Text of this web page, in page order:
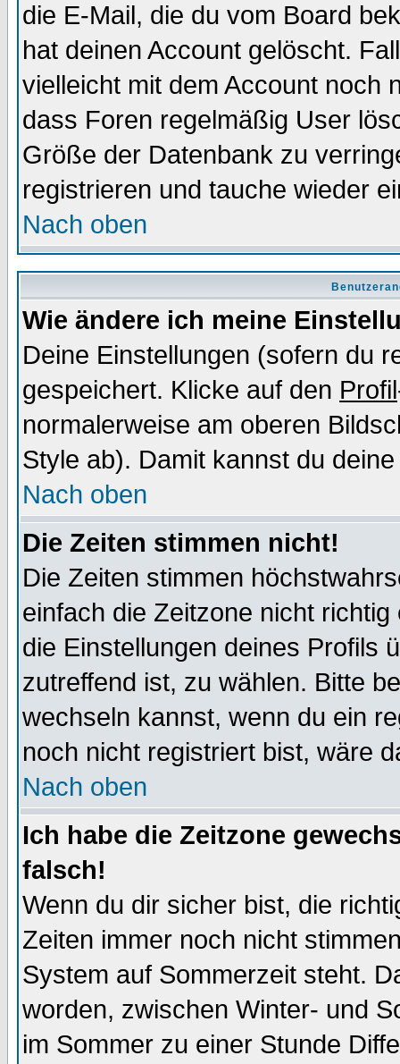
die E-Mail, die du vom Board
hat deinen Account gelöscht.
vielleicht mit dem Account noch
dass Foren regelmäßig User
Größe der Datenbank zu
registrieren und tauche wieder
Nach oben
Wie ändere ich meine
Deine Einstellungen (sofern du
gespeichert. Klicke auf den Profil
normalerweise am oberen
Style ab). Damit kannst du
Nach oben
Die Zeiten stimmen nicht!
Die Zeiten stimmen
einfach die Zeitzone nicht
die Einstellungen deines Profils
zutreffend ist, zu wählen. Bitte
wechseln kannst, wenn du ein
noch nicht registriert bist, wäre
Nach oben
Ich habe die Zeitzone
falsch!
Wenn du dir sicher bist, die
Zeiten immer noch nicht
System auf Sommerzeit steht.
worden, zwischen Winter- und
im Sommer zu einer Stunde